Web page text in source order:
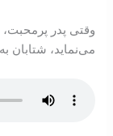
وقتی پدر
می‌نمايد، شتابان